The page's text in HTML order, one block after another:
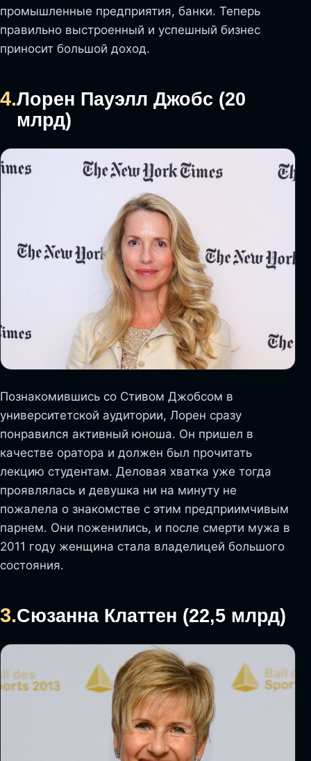
промышленные предприятия, банки. Теперь
правильно выстроенный и успешный бизнес
приносит большой доход.
4.Лорен Пауэлл Джобс (20
млрд)
Познакомившись со Стивом Джобсом в
университетской аудитории, Лорен сразу
понравился активный юноша. Он пришел в
качестве оратора и должен был прочитать
лекцию студентам. Деловая хватка уже тогда
проявлялась и девушка ни на минуту не
пожалела о знакомстве с этим предприимчивым
парнем. Они поженились, и после смерти мужа в
2011 году женщина стала владелицей большого
состояния.
3.Сюзанна Клаттен (22,5 млрд)